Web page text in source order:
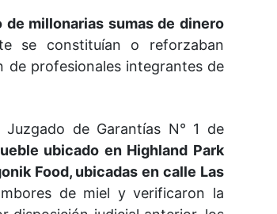
millonarias sumas de dinero
se constituían o reforzaban
de profesionales integrantes de
de Garantías N° 1 de
ubicado en Highland Park
Food, ubicadas en calle Las
de miel y verificaron la